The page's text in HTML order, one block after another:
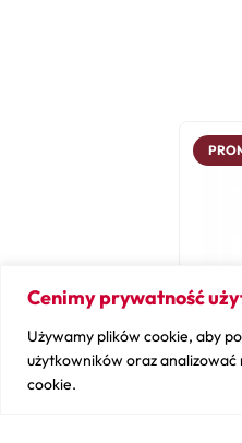
Cenimy prywatność
Używamy plików cookie, aby
użytkowników oraz analizować
cookie.